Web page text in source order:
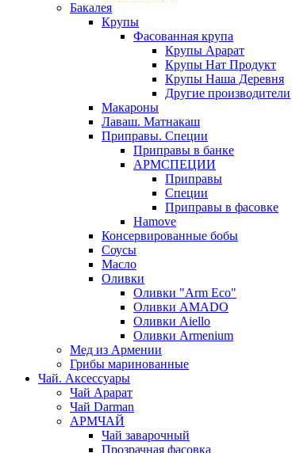
Бакалея
Крупы
Фасованная крупа
Крупы Арарат
Крупы Нат Продукт
Крупы Наша Деревня
Другие производители
Макароны
Лаваш. Матнакаш
Приправы. Специи
Приправы в банке
АРМСПЕЦИИ
Приправы
Специи
Приправы в фасовке
Hamove
Консервированные бобы
Соусы
Масло
Оливки
Оливки "Arm Eco"
Оливки AMADO
Оливки Aiello
Оливки Armenium
Мед из Армении
Грибы маринованные
Чай. Аксессуары
Чай Арарат
Чай Darman
АРМЧАЙ
Чай заварочный
Прозрачная фасовка